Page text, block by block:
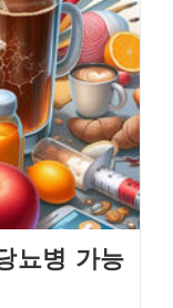
뇨병 가능